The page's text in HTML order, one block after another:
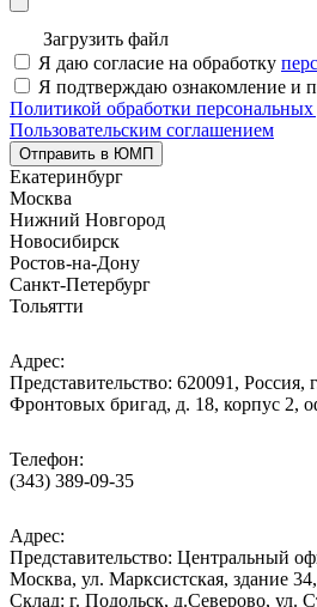
Загрузить файл
Я даю согласие на обработку
Я подтверждаю ознакомление и
Политикой обработки
Пользовательским соглашением
Отправить в ЮМП
Екатеринбург
Москва
Нижний Новгород
Новосибирск
Ростов-на-Дону
Санкт-Петербург
Тольятти
Адрес:
Представительство: 620091, Россия,
Фронтовых бригад, д. 18, корпус 2,
Телефон:
(343) 389-09-35
Адрес:
Представительство: Центральный
Москва, ул. Марксистская, здание
Cклад: г. Подольск, д.Северово, ул.